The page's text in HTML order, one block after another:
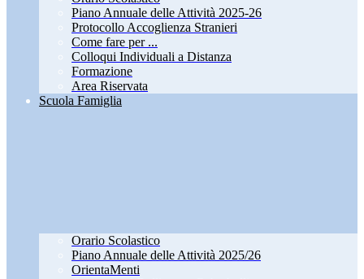
Piano Annuale delle Attività 2025-26
Protocollo Accoglienza Stranieri
Come fare per ...
Colloqui Individuali a Distanza
Formazione
Area Riservata
Scuola Famiglia
Orario Scolastico
Piano Annuale delle Attività 2025/26
OrientaMenti